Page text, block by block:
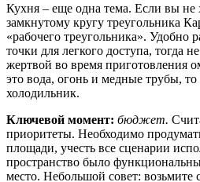
Кухня – еще одна тема. Если вы не
замкнутому кругу треугольника
«рабочего треугольника». Удобно
точки для легкого доступа, тогда
жертвой во время приготовления
это вода, огонь и медные трубы, то
холодильник.
Ключевой момент: бюджет.
приоритеты. Необходимо
площади, учесть все сценарии
пространство было
место. Небольшой совет: возьмите